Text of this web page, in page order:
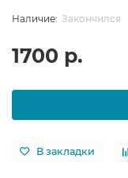
Закончился
1700 р.
В закладки